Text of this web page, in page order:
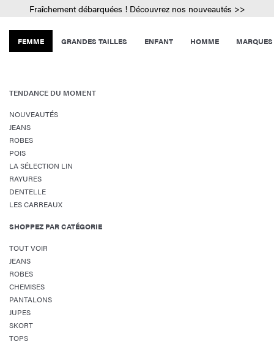
Fraîchement débarquées ! Découvrez nos nouveautés >>
FEMME GRANDES TAILLES ENFANT HOMME MARQUES
TENDANCE DU MOMENT
NOUVEAUTÉS
JEANS
ROBES
POIS
LA SÉLECTION LIN
RAYURES
DENTELLE
LES CARREAUX
SHOPPEZ PAR CATÉGORIE
TOUT VOIR
JEANS
ROBES
CHEMISES
PANTALONS
JUPES
SKORT
TOPS